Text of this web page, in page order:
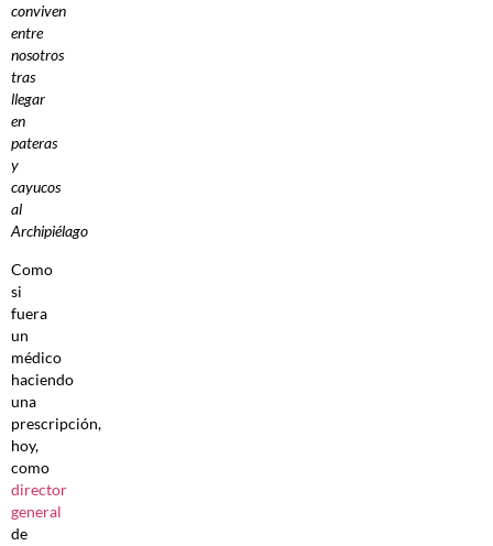
conviven
entre
nosotros
tras
llegar
en
pateras
y
cayucos
al
Archipiélago
Como
si
fuera
un
médico
haciendo
una
prescripción,
hoy,
como
director
general
de